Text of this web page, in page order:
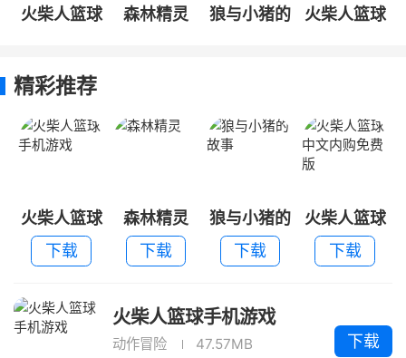
火柴人篮球
森林精灵
狼与小猪的
火柴人篮球
精彩推荐
火柴人篮球
手机游戏
下载
森林精灵
下载
狼与小猪的
故事
下载
火柴人篮球
中文内购免
费版
下载
火柴人篮球手机游戏
动作冒险
47.57MB
下载